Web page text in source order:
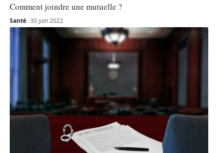
Comment joindre une mutuelle ?
Santé 30 juin 2022